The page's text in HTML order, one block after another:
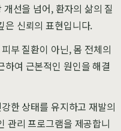
개선을 넘어, 환자의 삶의 질
은 신뢰의 표현입니다.
부 질환이 아닌, 몸 전체의
하여 근본적인 원인을 해결
한 상태를 유지하고 재발의
관리 프로그램을 제공합니